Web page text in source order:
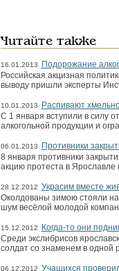
Читайте также
16.01.2013
Подорожание
Российская акцизная
выводу пришли эксперты
10.01.2013
Распивают
С 1 января вступили в силу
алкогольной продукции и
06.01.2013
Противники
8 января противники
акцию протеста в
28.12.2012 Украсим вместе
Околдованы зимою стояли
шум весёлой молодой
15.12.2012
Когда-то они
Среди экслибрисов
солдат со знаменем в одной
06.12.2012 Учащихся